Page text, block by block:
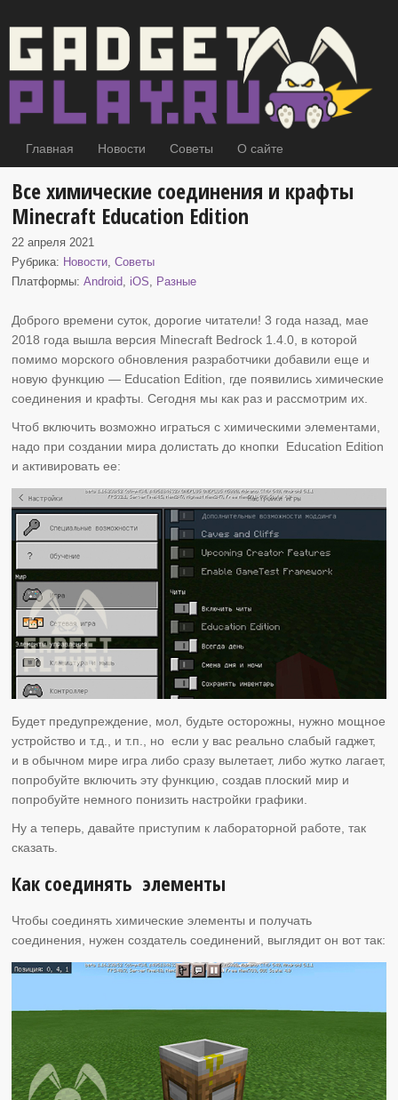
Главная Новости Советы О сайте
Все химические соединения и крафты
Minecraft Education Edition
22 апреля 2021
Рубрика: Новости,Советы
Платформы:Android, iOS, Разные
Доброго времени суток, дорогие читатели! 3 года назад, мае
2018 года вышла версия Minecraft Bedrock 1.4.0, в которой
помимо морского обновления разработчики добавили еще и
новую функцию — Education Edition, где появились химические
соединения и крафты. Сегодня мы как раз и рассмотрим их.
Чтоб включить возможно играться с химическими элементами,
надо при создании мира долистать до кнопки Education Edition
и активировать ее:
Будет предупреждение, мол, будьте осторожны, нужно мощное
устройство и т.д., и т.п., но если у вас реально слабый гаджет,
и в обычном мире игра либо сразу вылетает, либо жутко лагает,
попробуйте включить эту функцию, создав плоский мир и
попробуйте немного понизить настройки графики.
Ну а теперь, давайте приступим к лабораторной работе, так
сказать.
Как соединять элементы
Чтобы соединять химические элементы и получать
соединения, нужен создатель соединений, выглядит он вот так: